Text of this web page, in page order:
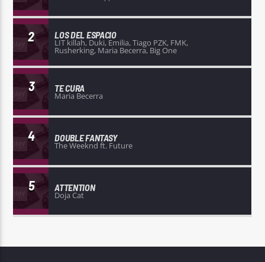
2 LOS DEL ESPACIO
LIT killah, Duki, Emilia, Tiago PZK, FMK,
Rusherking, Maria Becerra, Big One
3 TE CURA
Maria Becerra
4 DOUBLE FANTASY
The Weeknd ft. Future
5 ATTENTION
Doja Cat